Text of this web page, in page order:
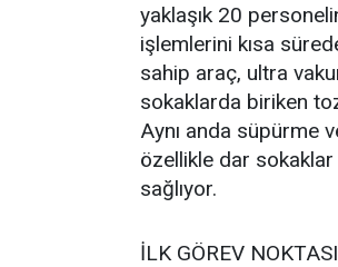
yaklaşık 20
işlemlerini kısa
sahip araç, ultra
sokaklarda biriken
Aynı anda süpürme
özellikle dar
sağlıyor.
İLK GÖREV